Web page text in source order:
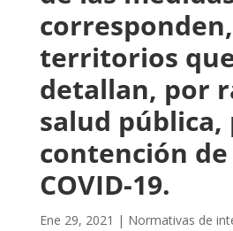
territorios
detallan, por
salud pública,
contención de
COVID-19.
Ene 29, 2021 | Normativas de